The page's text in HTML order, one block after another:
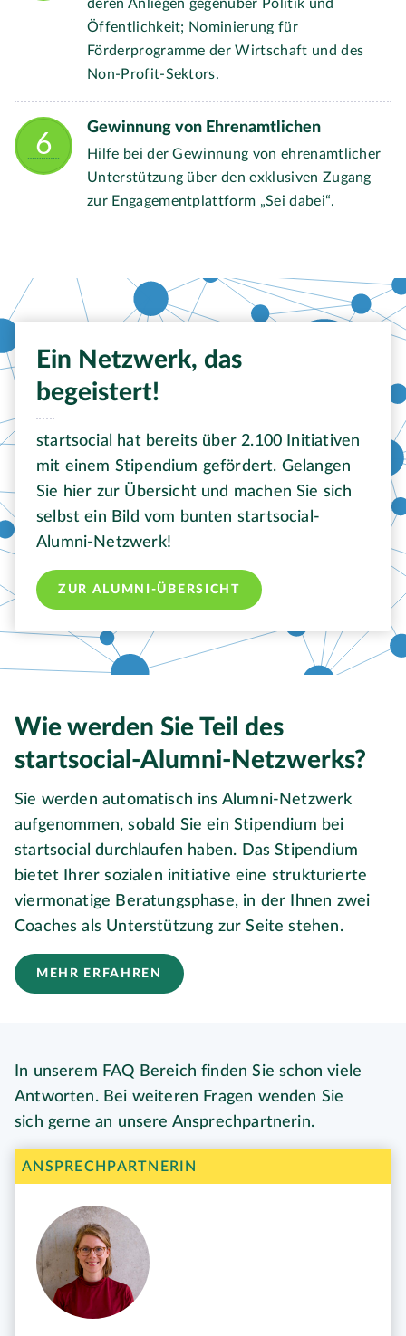
deren Anliegen gegenüber Politik und
Öffentlichkeit; Nominierung für
Förderprogramme der Wirtschaft und des
Non-Profit-Sektors.
Gewinnung von Ehrenamtlichen
Hilfe bei der Gewinnung von ehrenamtlicher
Unterstützung über den exklusiven Zugang
zur Engagementplattform „Sei dabei“.
Ein Netzwerk, das
begeistert!
startsocial hat bereits über 2.100 Initiativen
mit einem Stipendium gefördert. Gelangen
Sie hier zur Übersicht und machen Sie sich
selbst ein Bild vom bunten startsocial-
Alumni-Netzwerk!
ZUR ALUMNI-ÜBERSICHT
Wie werden Sie Teil des
startsocial-Alumni-Netzwerks?
Sie werden automatisch ins Alumni-Netzwerk
aufgenommen, sobald Sie ein Stipendium bei
startsocial durchlaufen haben. Das Stipendium
bietet Ihrer sozialen initiative eine strukturierte
viermonatige Beratungsphase, in der Ihnen zwei
Coaches als Unterstützung zur Seite stehen.
MEHR ERFAHREN
In unserem FAQ Bereich finden Sie schon viele
Antworten. Bei weiteren Fragen wenden Sie
sich gerne an unsere Ansprechpartnerin.
ANSPRECHPARTNERIN